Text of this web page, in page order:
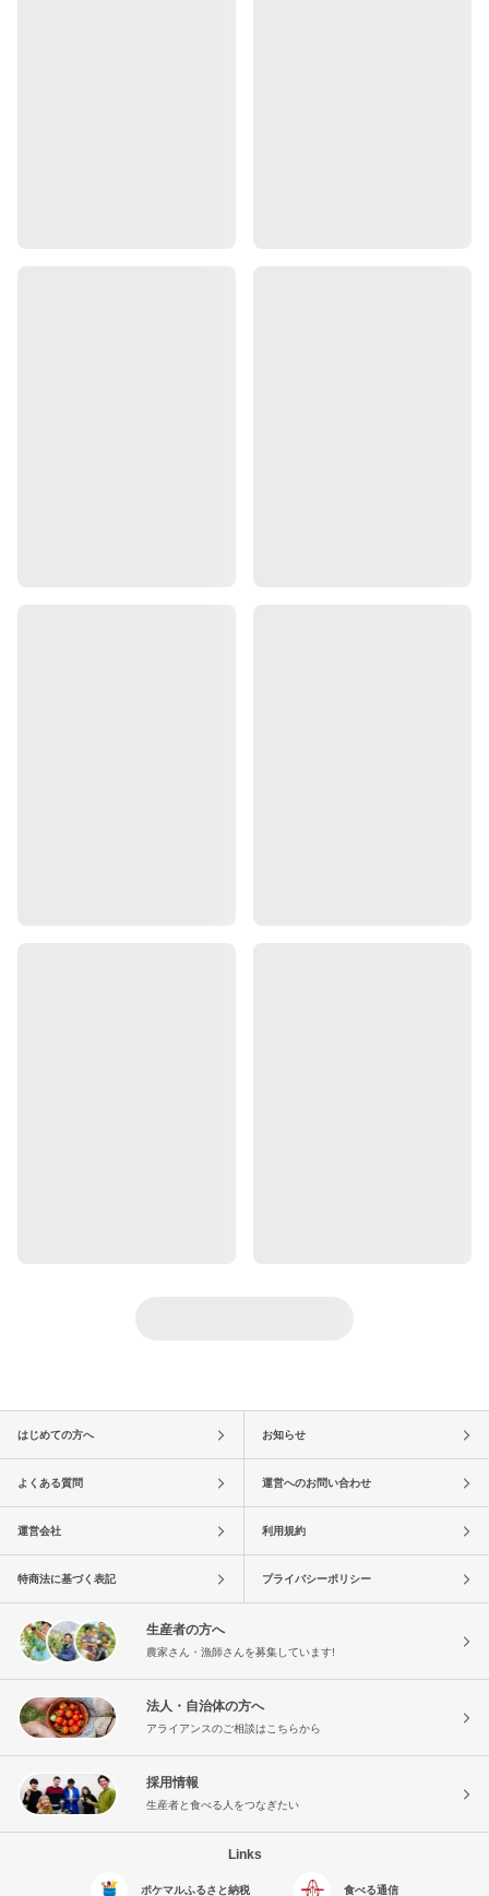
はじめての方へ お知らせ
よくある質問 運営へのお問い合わせ
運営会社 利用規約
特商法に基づく表記 プライバシーポリシー
生産者の方へ
農家さん・漁師さんを募集しています!
法人・自治体の方へ
アライアンスのご相談はこちらから
採用情報
生産者と食べる人をつなぎたい
Links
ポケマルふるさと納税 食べる通信